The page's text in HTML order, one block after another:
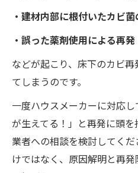
・建材内部に根付いたカビ
・誤った薬剤使用による再発
などが起こり、床下のカビ
てしまうのです。
一度ハウスメーカーに対応
が生えてる！」と再発に頭
業者への相談を検討してく
けではなく、原因解明と再